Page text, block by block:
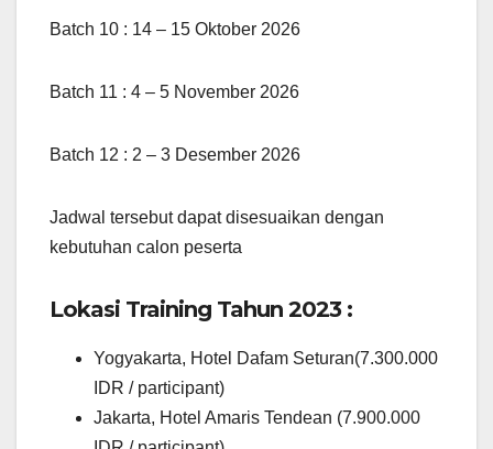
Batch 10 : 14 – 15 Oktober 2026
Batch 11 : 4 – 5 November 2026
Batch 12 : 2 – 3 Desember 2026
Jadwal tersebut dapat disesuaikan dengan
kebutuhan calon peserta
Lokasi Training Tahun 2023 :
Yogyakarta, Hotel Dafam Seturan(7.300.000
IDR / participant)
Jakarta, Hotel Amaris Tendean (7.900.000